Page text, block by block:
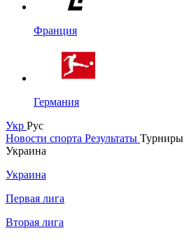
Франция
Германия
Укр Рус
Новости спорта Результаты Турниры
Украина
Украина
Первая лига
Вторая лига